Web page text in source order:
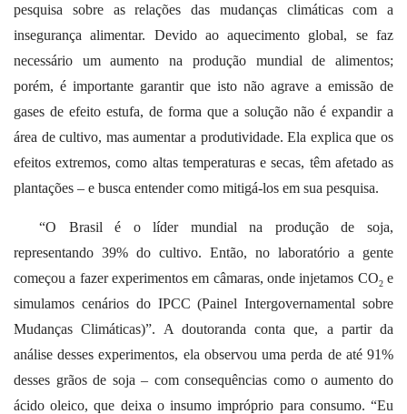
pesquisa sobre as relações das mudanças climáticas com a
insegurança alimentar. Devido ao aquecimento global, se faz
necessário um aumento na produção mundial de alimentos;
porém, é importante garantir que isto não agrave a emissão de
gases de efeito estufa, de forma que a solução não é expandir a
área de cultivo, mas aumentar a produtividade. Ela explica que os
efeitos extremos, como altas temperaturas e secas, têm afetado as
plantações – e busca entender como mitigá-los em sua pesquisa.
“O Brasil é o líder mundial na produção de soja,
representando 39% do cultivo. Então, no laboratório a gente
começou a fazer experimentos em câmaras, onde injetamos CO2e
simulamos cenários do IPCC (Painel Intergovernamental sobre
Mudanças Climáticas)”. A doutoranda conta que, a partir da
análise desses experimentos, ela observou uma perda de até 91%
desses grãos de soja – com consequências como o aumento do
ácido oleico, que deixa o insumo impróprio para consumo. “Eu